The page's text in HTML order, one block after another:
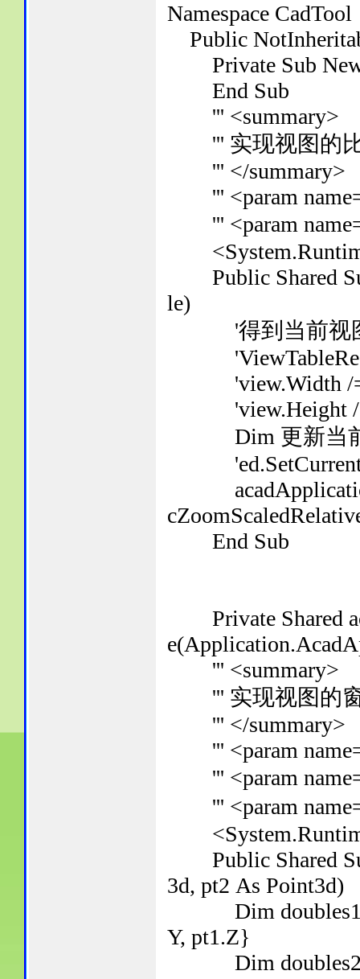
Namespace CadTool
Public
Private Sub
End Sub
''' <summary>
''' 实现视图的
''' </summary>
''' <param
''' <param
Public Shared
le)
'得到当前视
'view.Width /=
'view.Height /=
Dim 更新当前
End Sub
Private Shared
''' <summary>
''' 实现视图的
''' </summary>
''' <param
''' <param
''' <param
Public Shared
3d, pt2 As Point3d)
Dim doubles1
Y, pt1.Z}
Dim doubles2